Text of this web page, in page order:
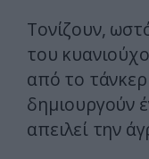
Τονίζουν,
του
από το
δημιουργούν
απειλεί την